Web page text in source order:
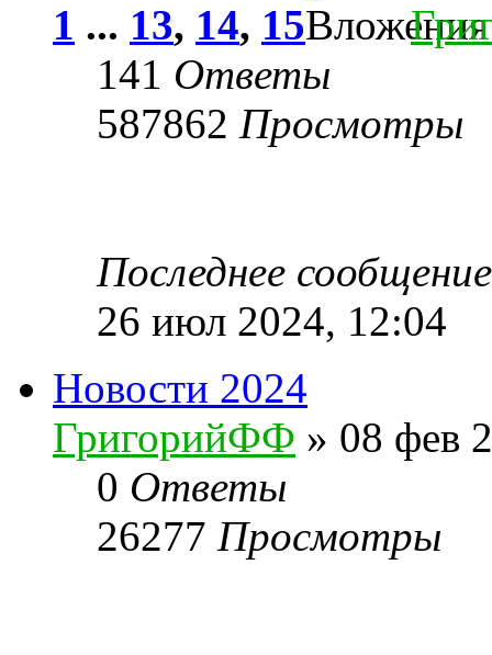
1 ... 13, 14, 15
141 Ответы
587862 Просмотры
Последнее
26 июл 2024, 12:04
Новости 2024
ГригорийФФ » 08 фев
0 Ответы
26277 Просмотры